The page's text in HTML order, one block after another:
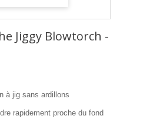
Jiggy Blowtorch -
à jig sans ardillons
rapidement proche du fond